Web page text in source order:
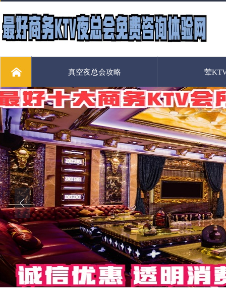
真空夜总会攻略 荤